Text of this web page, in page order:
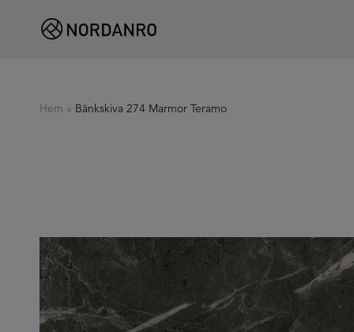
Hem » Bänkskiva 274 Marmor Teramo